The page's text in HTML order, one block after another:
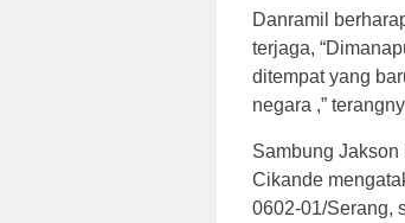
Danramil
terjaga,
ditempat yang
negara ,”
Sambung
Cikande
0602-01/Serang,